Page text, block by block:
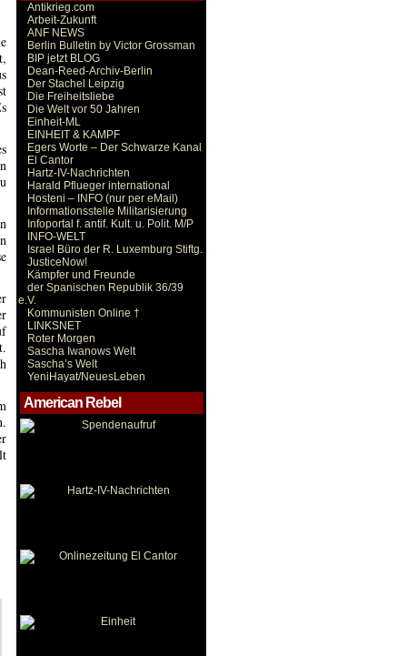
Antikrieg.com
Arbeit-Zukunft
ANF NEWS
Berlin Bulletin by Victor Grossman
BIP jetzt BLOG
Dean-Reed-Archiv-Berlin
Der Stachel Leipzig
Die Freiheitsliebe
Die Welt vor 50 Jahren
Einheit-ML
EINHEIT & KAMPF
Egers Worte – Der Schwarze Kanal
El Cantor
Hartz-IV-Nachrichten
Harald Pflueger international
Hosteni – INFO (nur per eMail)
Informationsstelle Militarisierung
Infoportal f. antif. Kult. u. Polit. M/P
INFO-WELT
Israel Büro der R. Luxemburg Stiftg.
JusticeNow!
Kämpfer und Freunde
der Spanischen Republik 36/39
e.V.
Kommunisten Online †
LINKSNET
Roter Morgen
Sascha Iwanows Welt
Sascha’s Welt
YeniHayat/NeuesLeben
American Rebel